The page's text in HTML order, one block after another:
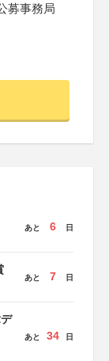
募事務局
あと 6 日
あと 7 日
あと 34 日